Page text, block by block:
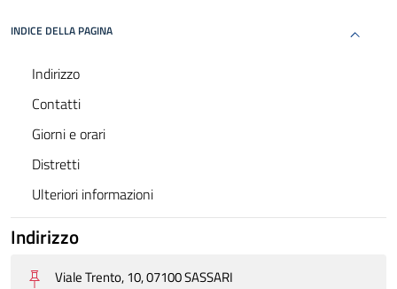
INDICE DELLA PAGINA
Indirizzo
Contatti
Giorni e orari
Distretti
Ulteriori informazioni
Indirizzo
Viale Trento, 10, 07100 SASSARI